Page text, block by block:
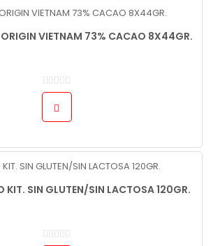
VIETNAM 73% CACAO 8X44GR.
KIT. SIN GLUTEN/SIN LACTOSA 120GR.